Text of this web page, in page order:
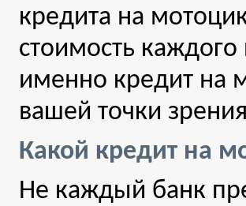
кредита на
стоимость
именно кредит на
вашей точки
Какой кредит на
Не каждый банк